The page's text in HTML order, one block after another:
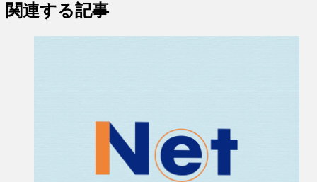
関連する記事